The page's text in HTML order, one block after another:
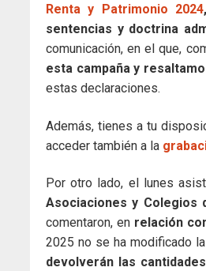
Renta y Patrimonio 2024
sentencias y doctrina
comunicación, en el que,
esta campaña y
estas declaraciones.
Además, tienes a tu
acceder también a la
Por otro lado, el lunes
Asociaciones y Colegios
comentaron, en relación
2025 no se ha modificado
devolverán las